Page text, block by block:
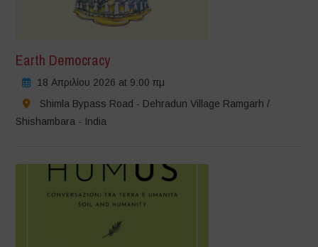
Earth Democracy
18 Απριλίου 2026 at 9:00 πμ
Shimla Bypass Road - Dehradun Village Ramgarh /
Shishambara - India